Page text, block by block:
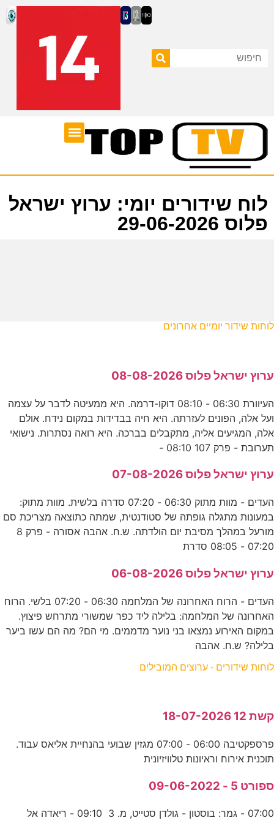
לוח שידורים יומי: ערוץ ישראל
פלוס 29-06-2026
לוחות שידור יומיים אחרונים
ערוץ ישראל פלוס 08-08-2026
העיוורת 06:30 - 08:10 דוקו-דרמה. היא ממעיטה לדבר על עצמה
ועל אלה, הפונים לעזרתה. היא חיה בבדידות במקום נידח. אולם
אלה, המגיעים אליה, מתקבלים בברכה. היא רואה נסתרות. נישואי
תערובת - פרק 107 08:10 -
ערוץ ישראל פלוס 07-08-2026
העדים - מוות מתוק 06:30 - 07:20 סדרה בלשית. מוות מתוק:
במעונות מתגלה גופתה של סטודנטית, שמתה כתוצאה מצריכת סם
מורעל במהלך מסיבת יום הולדתה. ש.ח. אהבה אסורה - פרק 8
07:20 - 08:05 סדרת
ערוץ ישראל פלוס 06-08-2026
העדים - הרוח האחרונה של המלחמה 06:30 - 07:20 בלשי. הרוח
האחרונה של המלחמה: בלילה ליד כפר שמשורי מתרחש פיצוץ.
במקום האירוע נמצאו בני נוער מדממים. מי הם? מה הם עשו ביער
בלילה? ש.ח. אהבה
לוחות שידורים - ערוצים המובילים
קשת 12 18-07-2026
פרספקטיבה 06:00 - 07:00 מגזין שבועי בהנחיית אליאס עבוד.
תוכנית אירוח וראיונות טלוויזיונית
ספורט 5 - 09-06-2022
07:00 - גמר: בוסטון - גולדן סטייט, מ. 3 09:10 - ריאדה אל